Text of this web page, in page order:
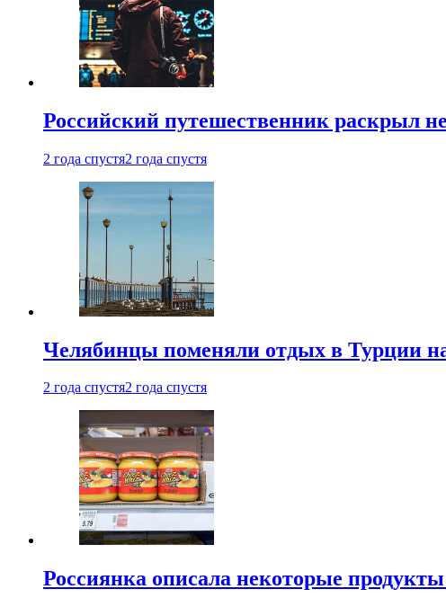
Российский путешественник раскрыл
2 года спустя2 года спустя
Челябинцы поменяли отдых в Турции
2 года спустя2 года спустя
Россиянка описала некоторые